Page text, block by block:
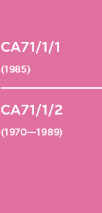
CA71/1/1
(1985)
CA71/1/2
(1970—1989)